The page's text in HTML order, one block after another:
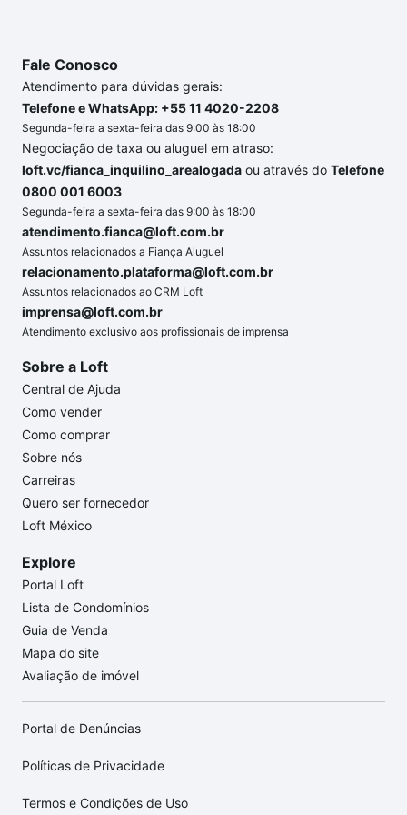
Fale Conosco
Atendimento para dúvidas gerais:
Telefone e WhatsApp: +55 11 4020-2208
Segunda-feira a sexta-feira das 9:00 às 18:00
Negociação de taxa ou aluguel em atraso:
loft.vc/fianca_inquilino_arealogada ou através do Telefone
0800 001 6003
Segunda-feira a sexta-feira das 9:00 às 18:00
atendimento.fianca@loft.com.br
Assuntos relacionados a Fiança Aluguel
relacionamento.plataforma@loft.com.br
Assuntos relacionados ao CRM Loft
imprensa@loft.com.br
Atendimento exclusivo aos profissionais de imprensa
Sobre a Loft
Central de Ajuda
Como vender
Como comprar
Sobre nós
Carreiras
Quero ser fornecedor
Loft México
Explore
Portal Loft
Lista de Condomínios
Guia de Venda
Mapa do site
Avaliação de imóvel
Portal de Denúncias
Políticas de Privacidade
Termos e Condições de Uso